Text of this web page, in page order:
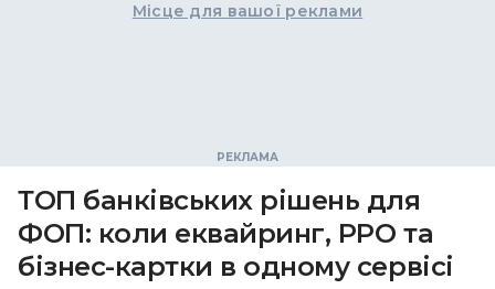
Місце для вашої реклами
ТОП банківських рішень для
ФОП: коли еквайринг, РРО та
бізнес-картки в одному сервісі